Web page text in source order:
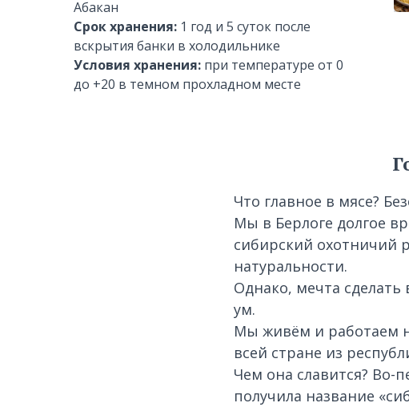
Абакан
Срок хранения: 1 год и 5 суток после
вскрытия банки в холодильнике
Условия хранения: при температуре от 0
до +20 в темном прохладном месте
Что главное в мясе?
Мы в Берлоге долгое
сибирский охотничий
натуральности.
Однако, мечта
ум.
Мы живём и работаем
всей стране из
Чем она славится?
получила название